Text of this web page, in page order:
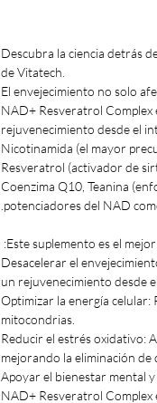
Descubra la ciencia detrás
de Vitatech.
El envejecimiento no solo
NAD+ Resveratrol Complex
rejuvenecimiento desde el
Nicotinamida (el mayor
Resveratrol (activador de
Coenzima Q10, Teanina
potenciadores del NAD
Este suplemento es el
Desacelerar el
un rejuvenecimiento desde
Optimizar la energía celular:
mitocondrias.
Reducir el estrés oxidativo:
mejorando la eliminación de
Apoyar el bienestar mental
NAD+ Resveratrol Complex